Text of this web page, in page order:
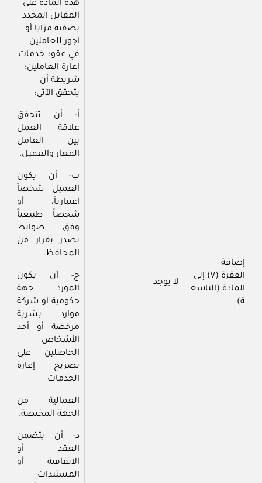
إضافة
الفقرة (٧) إلى
المادة (التاسع
ة)
لا يوجد
هذه المادة على
المقابل المحدد
بصفته مزايا أو
أجور للعاملين
في عقود خدمات
إعارة العاملين؛
شريطة أن
يتحقق الآتي:
أ- أن تتحقق
علاقة العمل
بين العامل
المعار والعميل.
ب- أن يكون
العميل شخصاً
اعتبارياً، أو
شخصاً طبيعياً
وفق ضوابط
تصدر بقرار من
المحافظ.
ج- أن يكون
المورد جهة
حكومية أو شركة
موارد بشرية
مرخصة أو أحد
الأشخاص
الحاصلين على
تصريح إعارة
الخدمات
العمالية من
الجهة المختصة.
د- أن يتضمن
العقد أو
الاتفاقية أو
المستندات